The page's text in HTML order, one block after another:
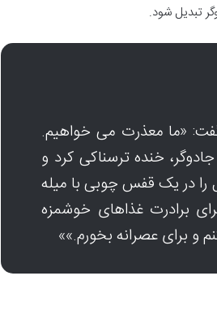
تبدیل شود.
«ما معذرت می خواهیم.
خنده ترسناکی کرد و
در یک قفس چوبی با میله
برادرت غذاهای خوشمزه
برای عصرانه بخورم.»»